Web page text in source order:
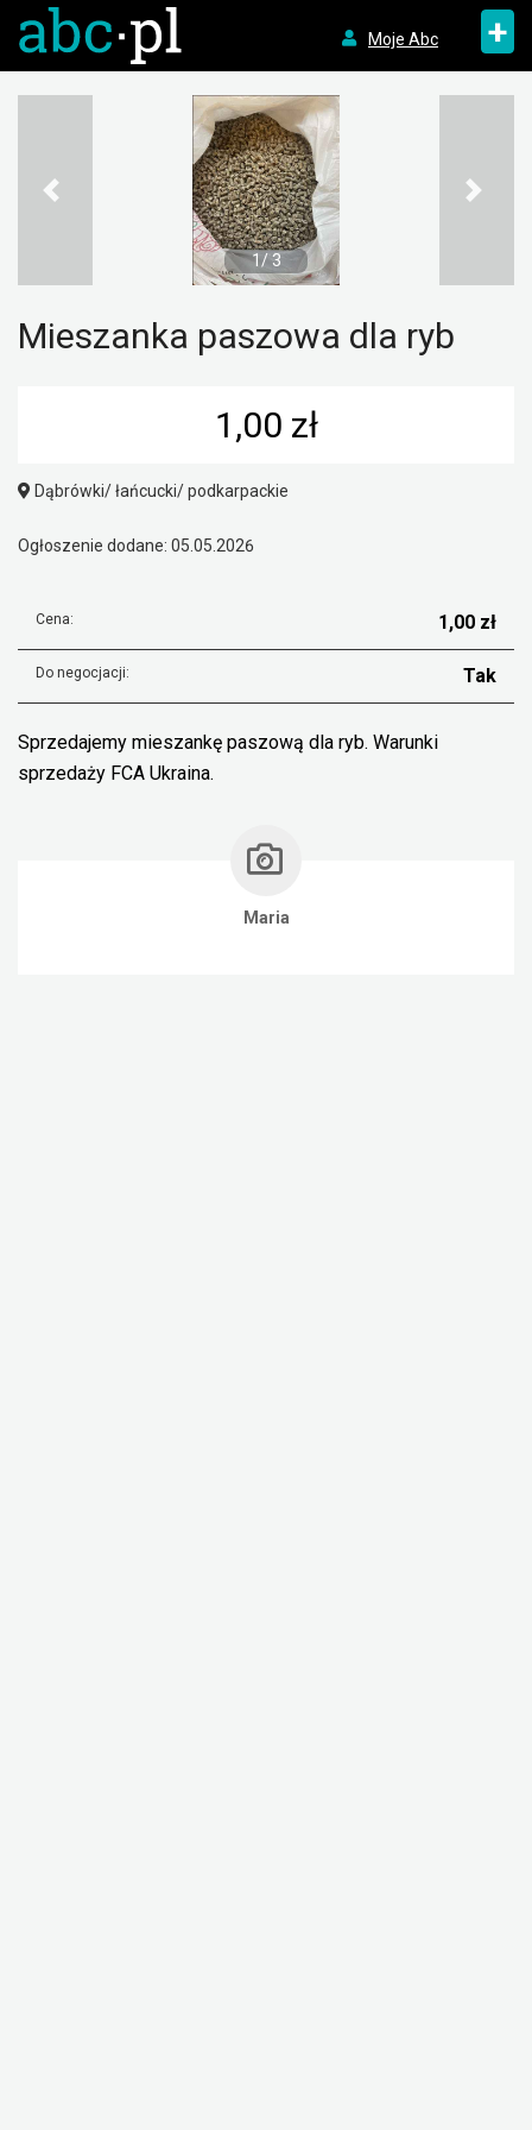
Moje Abc +
1/ 3
Mieszanka paszowa dla ryb
1,00 zł
Dąbrówki/ łańcucki/ podkarpackie
Ogłoszenie dodane: 05.05.2026
Cena: 1,00 zł
Do negocjacji: Tak
Sprzedajemy mieszankę paszową dla ryb. Warunki
sprzedaży FCA Ukraina.
Maria